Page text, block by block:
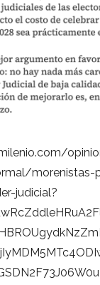
morenistas-
judicial?